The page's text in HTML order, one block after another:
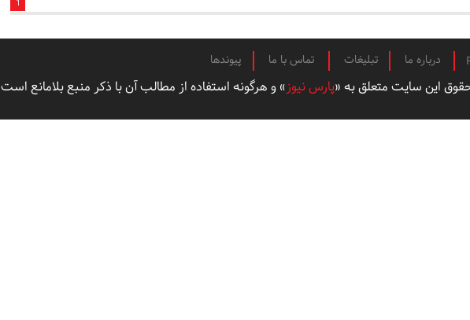
درباره ما تبلیغات تماس با ما پیوندها
این سایت متعلق به «پارس نیوز» و هرگونه استفاده از مطالب آن با ذکر منبع بلامانع است